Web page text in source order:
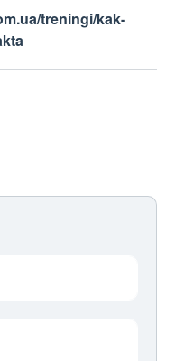
treningi/kak-